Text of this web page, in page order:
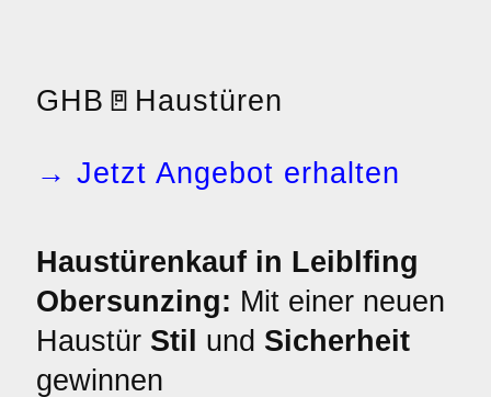
GHB 🚪 Haustüren
→ Jetzt Angebot erhalten
Haustürenkauf in Leiblfing
Obersunzing: Mit einer neuen
Haustür Stil und Sicherheit
gewinnen